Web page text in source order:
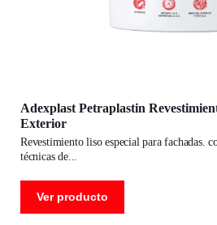
Adexplast Petraplastin
Exterior
revestimiento liso especial para fachadas. combina las propiedades
técnicas de
Ver producto